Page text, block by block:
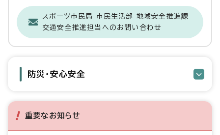
スポーツ市民局 市民生活部 地域安全推進課
交通安全推進担当へのお問い合わせ
防災・安心安全
重要なお知らせ